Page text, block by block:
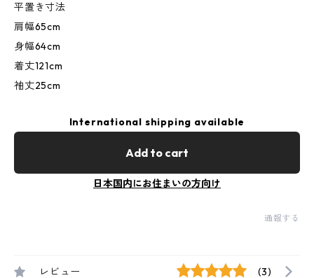
平置き寸法
肩幅65cm
身幅64cm
着丈121cm
袖丈25cm
International shipping available
Add to cart
日本国内にお住まいの方向け
通報する
レビュー (3)